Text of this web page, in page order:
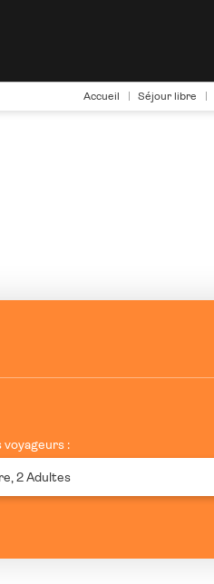
Accueil Séjour libre
:
2 Adultes